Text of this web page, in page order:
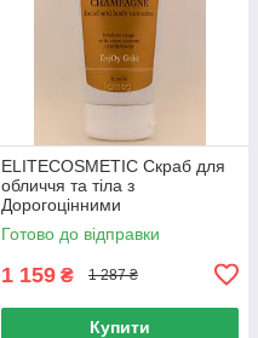
ELITECOSMETIC Скраб для
обличчя та тіла з
Дорогоцінними
Компонентами EnjOy Gold,
150 мл
Готово до відправки
1 159 ₴ 1 287 ₴
Купити